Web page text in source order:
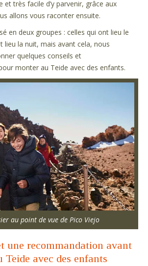
et très facile d’y parvenir, grâce aux
allons vous raconter ensuite.
en deux groupes : celles qui ont lieu le
lieu la nuit, mais avant cela, nous
quelques conseils et
monter au Teide avec des enfants.
au point de vue de Pico Viejo
une recommandation avant
Teide avec des enfants